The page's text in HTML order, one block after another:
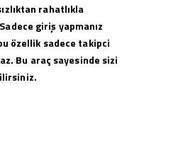
rahatlıkla
giriş yapmanız
özellik sadece takipci
Bu araç sayesinde sizi